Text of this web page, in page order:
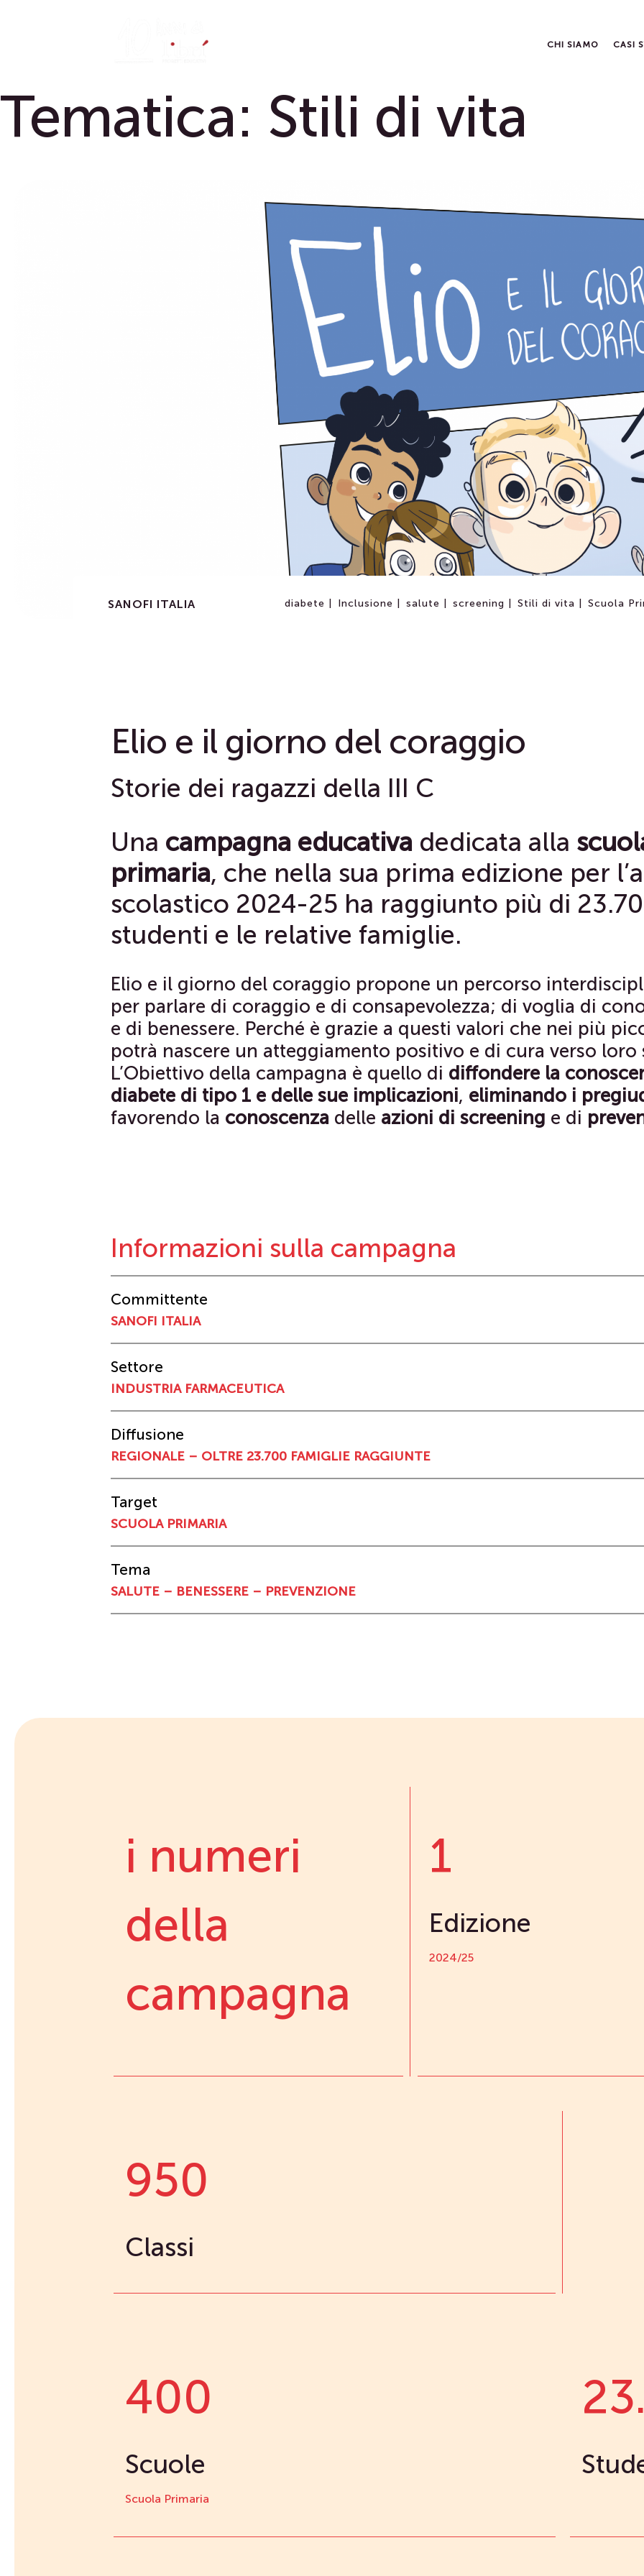
CHI SIAMO CASI
Tematica: Stili di vita
SANOFI ITALIA diabete | Inclusione | salute | screening | Stili di vita | Scuola
Elio e il giorno del coraggio
Storie dei ragazzi della III C
Una campagna educativa dedicata alla
primaria, che nella sua prima edizione per
scolastico 2024-25 ha raggiunto più di
studenti e le relative famiglie.
Elio e il giorno del coraggio propone un percorso
per parlare di coraggio e di consapevolezza; di voglia di
e di benessere. Perché è grazie a questi valori che nei più
potrà nascere un atteggiamento positivo e di cura verso loro
L’Obiettivo della campagna è quello di diffondere la
diabete di tipo 1 e delle sue implicazioni, eliminando i
favorendo la conoscenza delle azioni di screening e di
Informazioni sulla campagna
Committente
SANOFI ITALIA
Settore
INDUSTRIA FARMACEUTICA
Diffusione
REGIONALE – OLTRE 23.700 FAMIGLIE RAGGIUNTE
Target
SCUOLA PRIMARIA
Tema
SALUTE – BENESSERE – PREVENZIONE
i numeri
della
campagna
1
Edizione
2024/25
950
Classi
400
Scuole
Scuola Primaria